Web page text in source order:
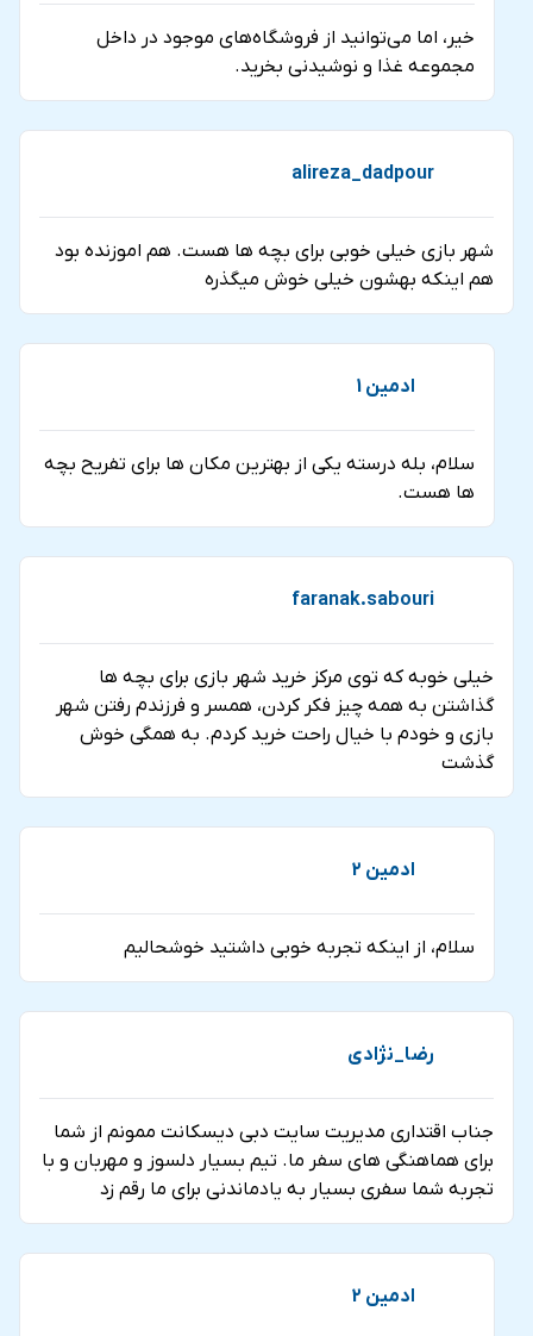
خير، اما می‌توانید از فروشگاه‌های موجود در داخل
مجموعه غذا و نوشیدنی بخرید.
alireza_dadpour
شهر بازی خیلی خوبی برای بچه ها هست. هم اموزنده بود
هم اینکه بهشون خیلی خوش میگذره
ادمین 1
سلام، بله درسته یکی از بهترین مکان ها برای تفریح بچه
ها هست.
faranak.sabouri
خیلی خوبه که توی مرکز خرید شهر بازی برای بچه ها
گذاشتن به همه چیز فکر کردن، همسر و فرزندم رفتن شهر
بازی و خودم با خیال راحت خرید کردم. به همگی خوش
گذشت
ادمین 2
سلام، از اینکه تجربه خوبی داشتید خوشحالیم
رضا_نژادی
جناب اقتداری مدیریت سایت دبی دیسکانت ممونم از شما
برای هماهنگی های سفر ما. تیم بسیار دلسوز و مهربان و با
تجربه شما سفری بسیار به یادماندنی برای ما رقم زد
ادمین 2